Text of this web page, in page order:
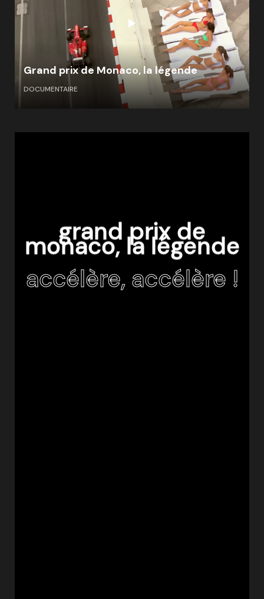
Grand prix de Monaco, la légende
DOCUMENTAIRE
grand prix de
monaco, la légende
accélère, accélère !